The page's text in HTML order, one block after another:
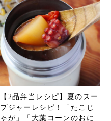
【2品弁当レシピ】夏のスー
プジャーレシピ！「たこじ
ゃが」「大葉コーンのおに